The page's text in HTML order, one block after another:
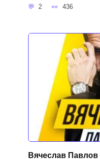
2 436
Вячеслав Павлов